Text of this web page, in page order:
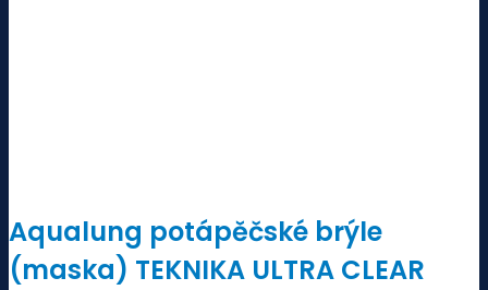
Aqualung potápěčské brýle
(maska) TEKNIKA ULTRA CLEAR